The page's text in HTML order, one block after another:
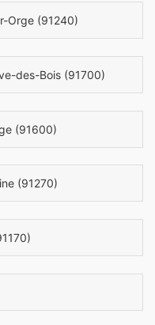
Orge (91240)
des-Bois (91700)
(91600)
(91270)